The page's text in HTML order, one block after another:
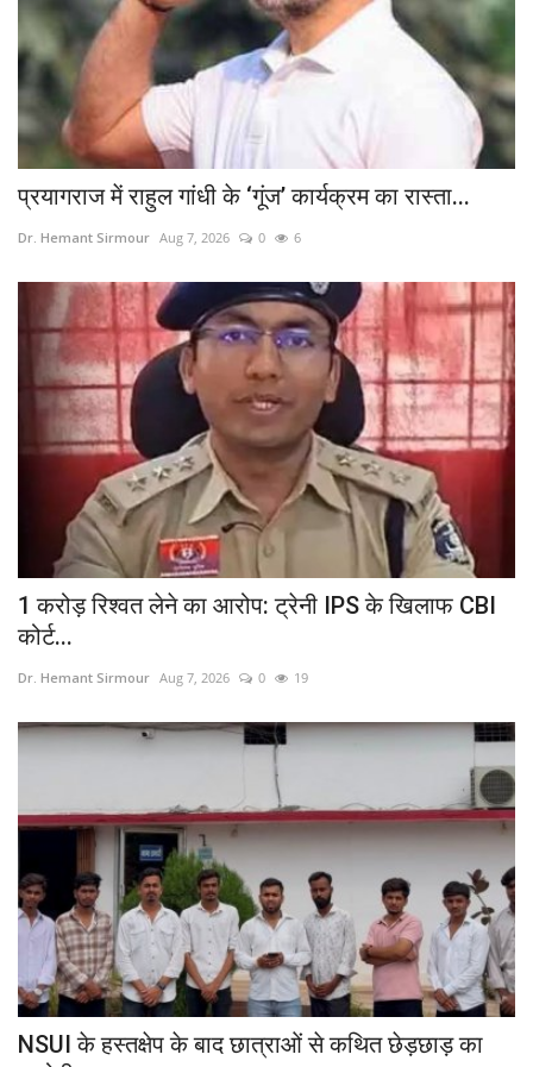
प्रयागराज में राहुल गांधी के ‘गूंज’ कार्यक्रम का रास्ता...
Dr. Hemant Sirmour Aug 7, 2026 0 6
1 करोड़ रिश्वत लेने का आरोप: ट्रेनी IPS के खिलाफ CBI
कोर्ट...
Dr. Hemant Sirmour Aug 7, 2026 0 19
NSUI के हस्तक्षेप के बाद छात्राओं से कथित छेड़छाड़ का